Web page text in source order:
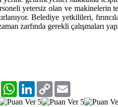
yetersiz olan ve makinelerin
Belediye yetkilileri,
zarfında gerekli çalışmaları
X WhatsAppLinkedIn
Copy
Link